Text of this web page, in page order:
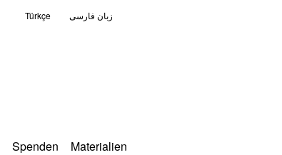
Türkçe زبان فارسی
Spenden Materialien